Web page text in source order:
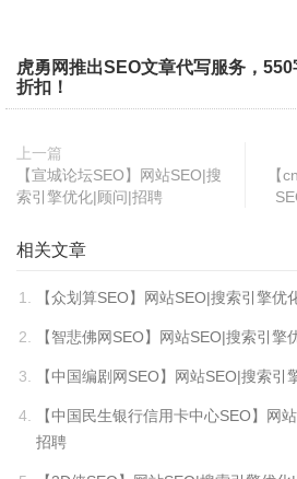
虎勇网推出SEO文章代写服务，
折扣！
上一篇
【宣城论坛SEO】网站SEO|搜
索引擎优化|顾问|招聘
【
相关文章
【众划算SEO】网站SEO|搜索引擎优
【智悲佛网SEO】网站SEO|搜索引擎
【中国编剧网SEO】网站SEO|搜索引
【中国民生银行信用卡中心SEO】网
招聘